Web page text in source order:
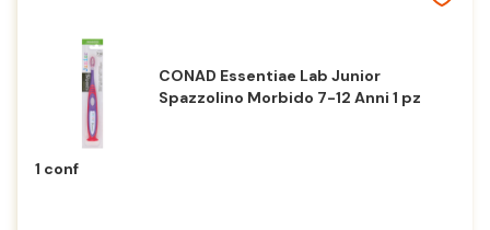
CONAD Essentiae Lab Junior
Spazzolino Morbido 7-12 Anni 1 pz
1 conf